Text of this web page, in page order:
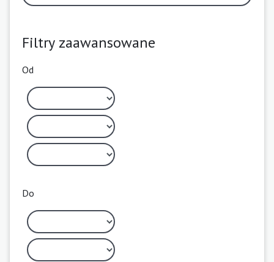
Filtry zaawansowane
Od
Do